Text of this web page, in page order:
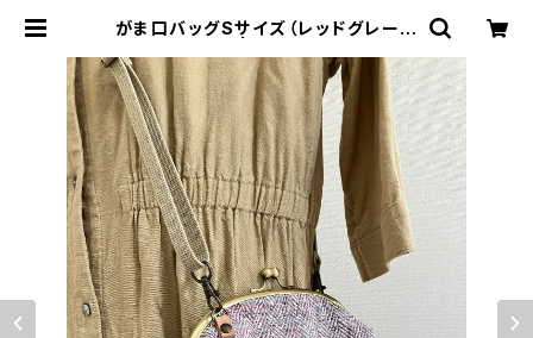
がま口バッグSサイズ（レッドグレー系